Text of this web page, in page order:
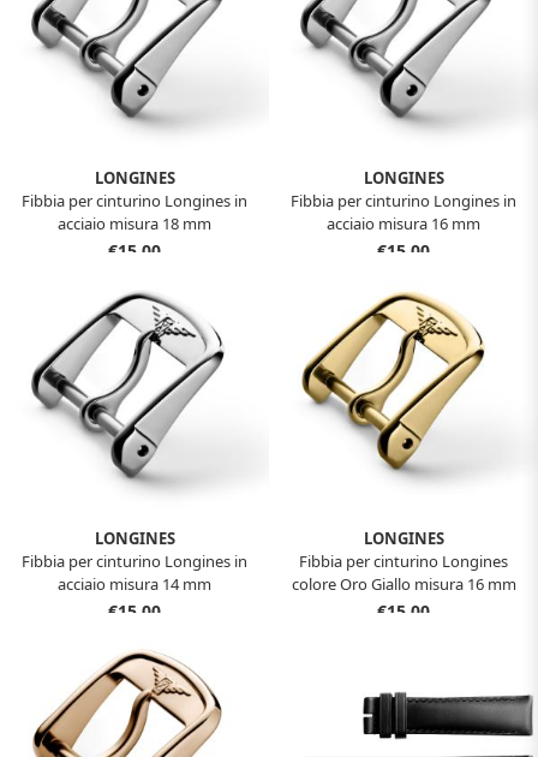
LONGINES
Fibbia per cinturino Longines in
acciaio misura 18 mm
€15,00
LONGINES
Fibbia per cinturino Longines in
acciaio misura 16 mm
€15,00
LONGINES
Fibbia per cinturino Longines in
acciaio misura 14 mm
€15,00
LONGINES
Fibbia per cinturino Longines
colore Oro Giallo misura 16 mm
€15,00